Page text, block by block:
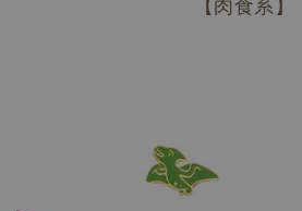
【肉食系】